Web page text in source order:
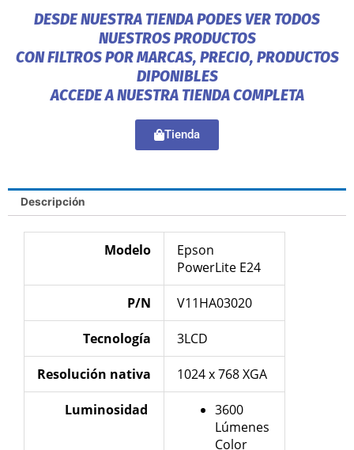
DESDE NUESTRA TIENDA PODES VER TODOS
NUESTROS PRODUCTOS
CON FILTROS POR MARCAS, PRECIO, PRODUCTOS
DIPONIBLES
ACCEDE A NUESTRA TIENDA COMPLETA
Tienda
Descripción
Modelo
Epson
PowerLite E24
P/N V11HA03020
Tecnología 3LCD
Resolución nativa 1024 x 768 XGA
Luminosidad
3600
Lúmenes
Color